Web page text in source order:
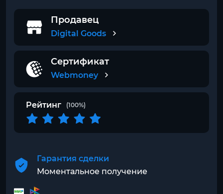
Продавец
Digital Goods
Сертификат
Webmoney
Рейтинг (100%)
Гарантия сделки
Моментальное получение